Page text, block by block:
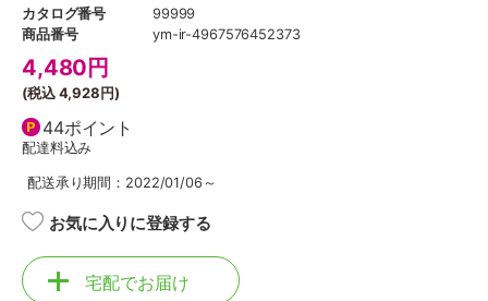
カタログ番号
99999
商品番号
ym-ir-4967576452373
4,480 円
(税込4,928円)
44ポイント
配達料込み
配送承り期間：2022/01/06～
お気に入りに登録する
宅配でお届け